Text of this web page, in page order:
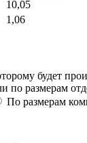
10,05
1,06
будет
по размерам
По размерам